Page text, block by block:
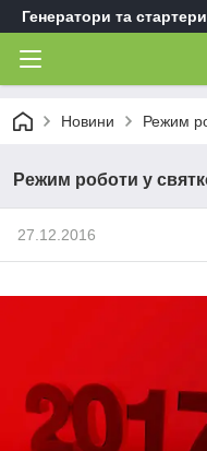
Генератори та
Новини Режим
Режим роботи у
27.12.2016